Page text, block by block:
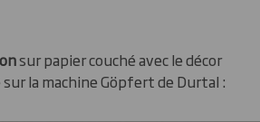
sur papier couché avec le décor
la machine Göpfert de Durtal :